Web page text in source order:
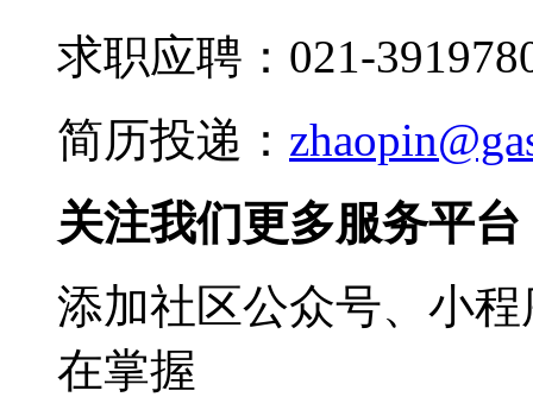
求职应聘：021-
简历投递：
关注我们更多服务平台
添加社区公众号、小
在掌握